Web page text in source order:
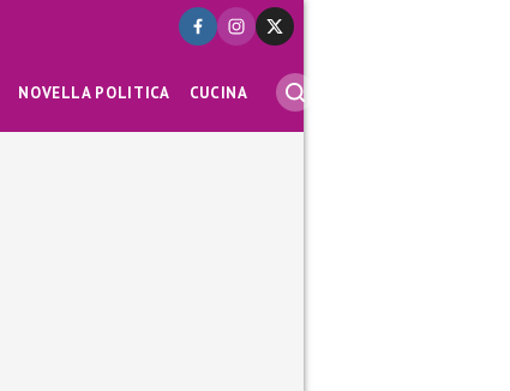
NOVELLA POLITICA CUCINA